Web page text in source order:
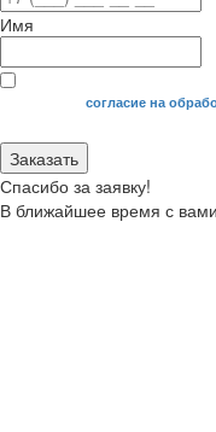
Имя
Я даю своесогласие на
Заказать
Спасибо за заявку!
В ближайшее время с